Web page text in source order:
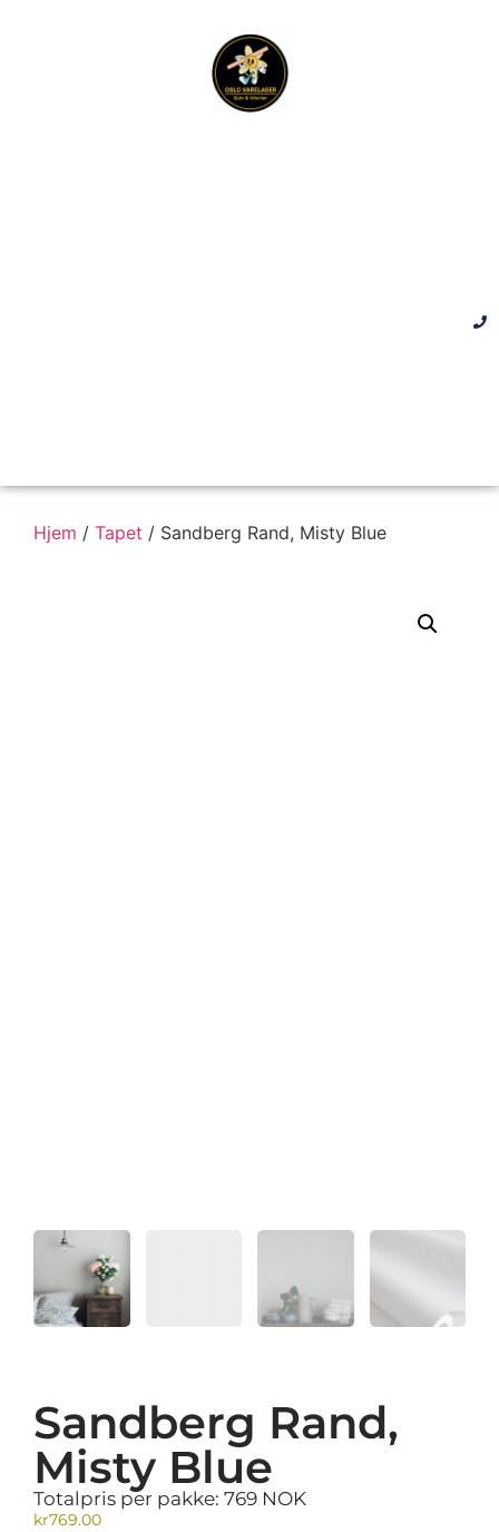
Hjem / Tapet / Sandberg Rand, Misty Blue
Sandberg Rand,
Misty Blue
Totalpris per pakke: 769 NOK
kr769.00